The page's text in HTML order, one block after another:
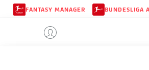
BUNDESLIGA
FANTASY MANAGER